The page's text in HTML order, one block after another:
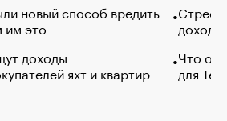
новый способ вредить
им это
доходы
яхт и квартир
Что
для